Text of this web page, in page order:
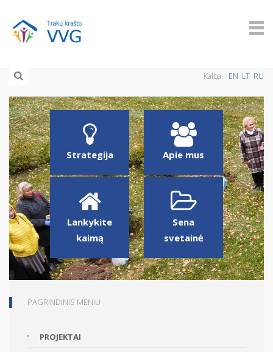
Kalba: EN LT RU
Strategija Apie mus
Lankykite
kaimą
Sena
svetainė
PAGRINDINIS MENIU
PROJEKTAI